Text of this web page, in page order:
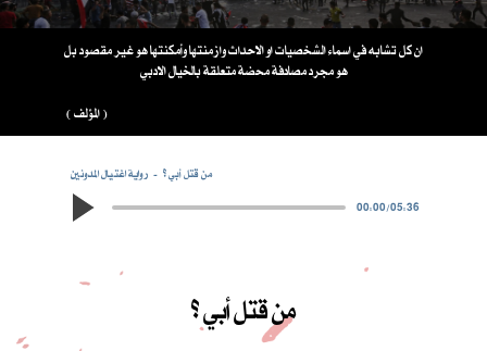
ان كل تشابه في اسماء الشخصيات او الاحداث وازمنتها وأمكنتها هو غير مقصود بل
هو مجرد مصادفة محضة متعلقة بالخيال الادبي
( المؤلف )
رواية اغتيال المدونين
من قتل أبي ؟
00:00/05:36
من قتل أبي ؟